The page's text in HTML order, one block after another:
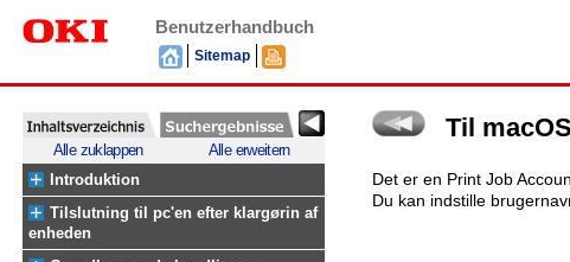
Benutzerhandbuch
Sitemap
Alle zuklappen Alle erweitern
Introduktion
Tilslutning til pc'en efter klargørin af
enheden
Til macOS
Det er en Print Job
Du kan indstille